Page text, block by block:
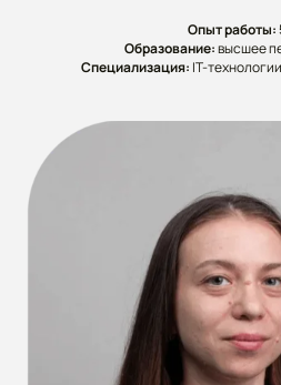
Опыт работы:
Образование:высшее
Специализация: IT-